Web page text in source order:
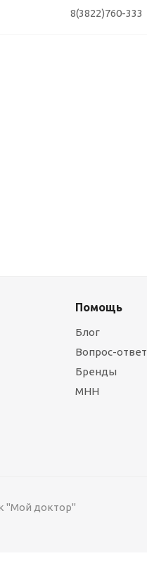
8(3822)760-333
Помощь
Блог
Вопрос-ответ
Бренды
МНН
"Мой доктор"